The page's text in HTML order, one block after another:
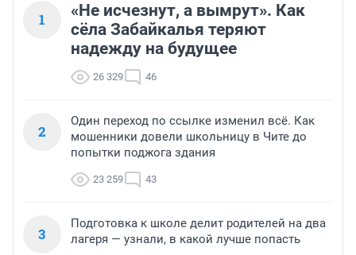
1
«Не исчезнут, а вымрут». Как
сёла Забайкалья теряют
надежду на будущее
26 329 46
2
Один переход по ссылке изменил всё. Как
мошенники довели школьницу в Чите до
попытки поджога здания
23 259 43
3
Подготовка к школе делит родителей на два
лагеря — узнали, в какой лучше попасть